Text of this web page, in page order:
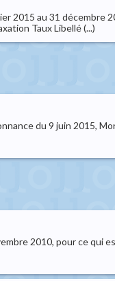
2015 au 31
Taux Libellé (...)
du 9 juin 2015,
2010, pour ce qui